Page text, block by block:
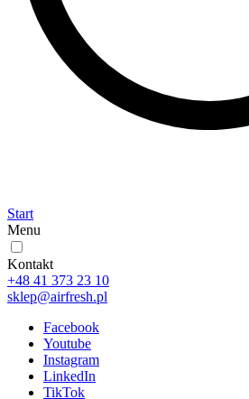
Start
Menu
Kontakt
+48 41 373 23 10
sklep@airfresh.pl
Facebook
Youtube
Instagram
LinkedIn
TikTok